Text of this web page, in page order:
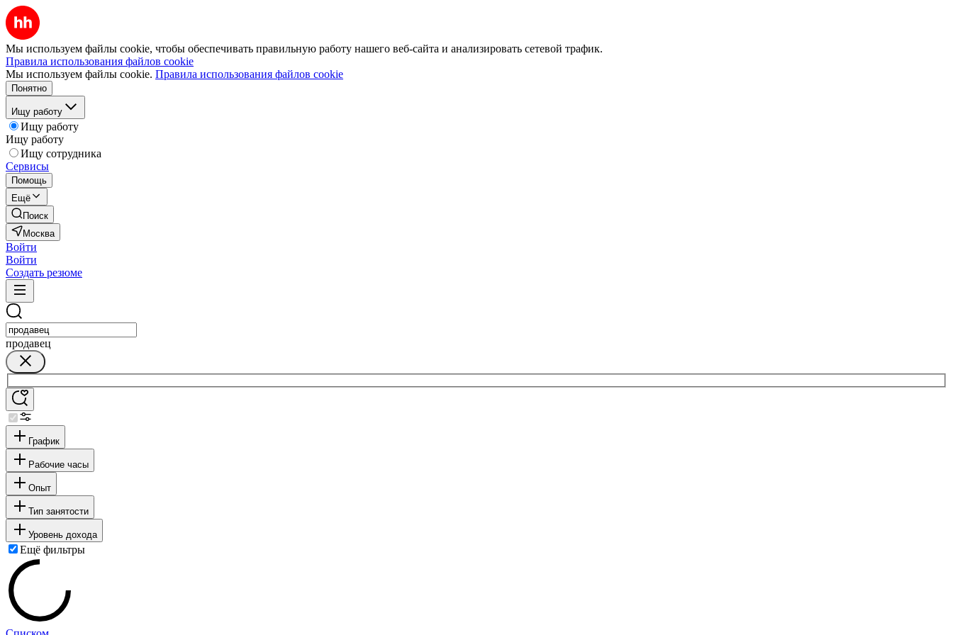
Мы используем файлы cookie, чтобы обеспечивать правильную работу нашего веб-сайта и анализировать сетевой трафик.
Правила использования файлов cookie
Мы используем файлы cookie. Правила использования файлов cookie
Понятно
Ищу работу
Ищу работу
Ищу работу
Ищу сотрудника
Сервисы
Помощь
Ещё
Поиск
Москва
Войти
Войти
Создать резюме
продавец
График
Рабочие часы
Опыт
Тип занятости
Уровень дохода
Ещё фильтры